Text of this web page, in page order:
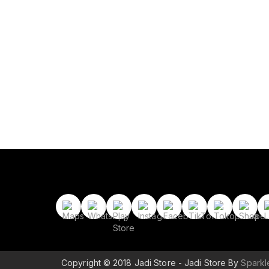
Copyright © 2018 Jadi Store - Jadi Store By